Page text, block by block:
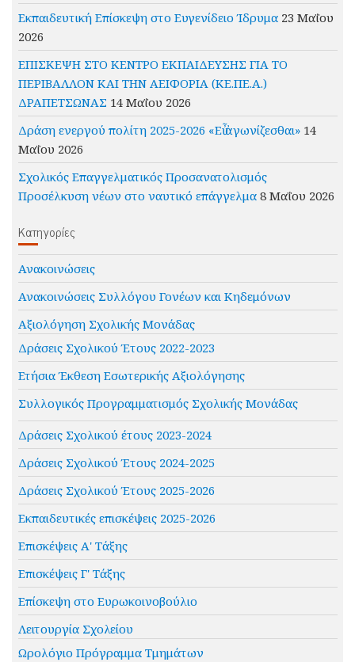
Εκπαιδευτική Επίσκεψη στο Ευγενίδειο Ίδρυμα 23 Μαΐου
2026
ΕΠΙΣΚΕΨΗ ΣΤΟ ΚΕΝΤΡΟ ΕΚΠΑΙΔΕΥΣΗΣ ΓΙΑ ΤΟ
ΠΕΡΙΒΑΛΛΟΝ ΚΑΙ ΤΗΝ ΑΕΙΦΟΡΙΑ (ΚΕ.ΠΕ.Α.)
ΔΡΑΠΕΤΣΩΝΑΣ 14 Μαΐου 2026
Δράση ενεργού πολίτη 2025-2026 «Εὖ ἀγωνίζεσθαι» 14
Μαΐου 2026
Σχολικός Επαγγελματικός Προσανατολισμός
Προσέλκυση νέων στο ναυτικό επάγγελμα 8 Μαΐου 2026
Kατηγορίες
Ανακοινώσεις
Ανακοινώσεις Συλλόγου Γονέων και Κηδεμόνων
Αξιολόγηση Σχολικής Μονάδας
Δράσεις Σχολικού Έτους 2022-2023
Ετήσια Έκθεση Εσωτερικής Αξιολόγησης
Συλλογικός Προγραμματισμός Σχολικής Μονάδας
Δράσεις Σχολικού έτους 2023-2024
Δράσεις Σχολικού Έτους 2024-2025
Δράσεις Σχολικού Έτους 2025-2026
Εκπαιδευτικές επισκέψεις 2025-2026
Επισκέψεις Α' Τάξης
Επισκέψεις Γ' Τάξης
Επίσκεψη στο Ευρωκοινοβούλιο
Λειτουργία Σχολείου
Ωρολόγιο Πρόγραμμα Τμημάτων